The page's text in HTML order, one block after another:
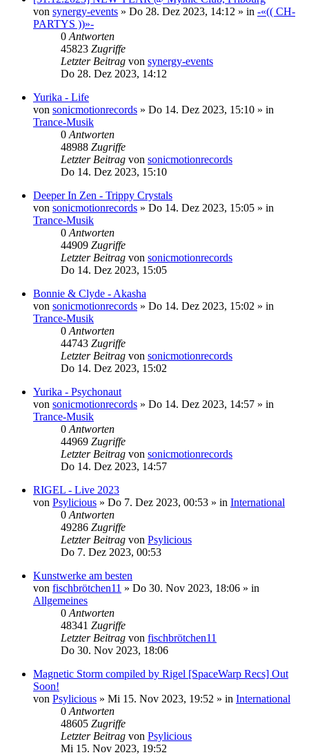
von synergy-events » Do 28. Dez 2023, 14:12 » in -«(( CH-
PARTYS ))»-
0 Antworten
45823 Zugriffe
Letzter Beitrag von synergy-events
Do 28. Dez 2023, 14:12
Yurika - Life
von sonicmotionrecords » Do 14. Dez 2023, 15:10 » in
Trance-Musik
0 Antworten
48988 Zugriffe
Letzter Beitrag von sonicmotionrecords
Do 14. Dez 2023, 15:10
Deeper In Zen - Trippy Crystals
von sonicmotionrecords » Do 14. Dez 2023, 15:05 » in
Trance-Musik
0 Antworten
44909 Zugriffe
Letzter Beitrag von sonicmotionrecords
Do 14. Dez 2023, 15:05
Bonnie & Clyde - Akasha
von sonicmotionrecords » Do 14. Dez 2023, 15:02 » in
Trance-Musik
0 Antworten
44743 Zugriffe
Letzter Beitrag von sonicmotionrecords
Do 14. Dez 2023, 15:02
Yurika - Psychonaut
von sonicmotionrecords » Do 14. Dez 2023, 14:57 » in
Trance-Musik
0 Antworten
44969 Zugriffe
Letzter Beitrag von sonicmotionrecords
Do 14. Dez 2023, 14:57
RIGEL - Live 2023
von Psylicious » Do 7. Dez 2023, 00:53 » in International
0 Antworten
49286 Zugriffe
Letzter Beitrag von Psylicious
Do 7. Dez 2023, 00:53
Kunstwerke am besten
von fischbrötchen11 » Do 30. Nov 2023, 18:06 » in
Allgemeines
0 Antworten
48341 Zugriffe
Letzter Beitrag von fischbrötchen11
Do 30. Nov 2023, 18:06
Magnetic Storm compiled by Rigel [SpaceWarp Recs] Out
Soon!
von Psylicious » Mi 15. Nov 2023, 19:52 » in International
0 Antworten
48605 Zugriffe
Letzter Beitrag von Psylicious
Mi 15. Nov 2023, 19:52